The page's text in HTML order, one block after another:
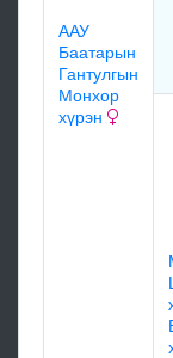
ААУ
Баатарын
Гантулгын
Монхор
хүрэн